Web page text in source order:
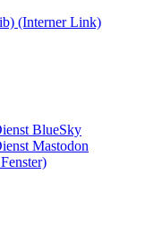
(Interner Link)
BlueSky
Mastodon